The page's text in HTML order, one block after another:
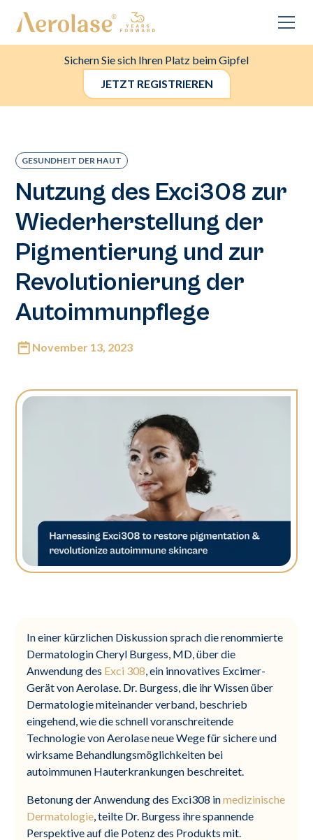
Sichern Sie sich Ihren Platz beim Gipfel
JETZT REGISTRIEREN
GESUNDHEIT DER HAUT
Nutzung des Exci308 zur
Wiederherstellung der
Pigmentierung und zur
Revolutionierung der
Autoimmunpflege
November 13, 2023
In einer kürzlichen Diskussion sprach die renommierte
Dermatologin Cheryl Burgess, MD, über die
Anwendung des Exci 308, ein innovatives Excimer-
Gerät von Aerolase. Dr. Burgess, die ihr Wissen über
Dermatologie miteinander verband, beschrieb
eingehend, wie die schnell voranschreitende
Technologie von Aerolase neue Wege für sichere und
wirksame Behandlungsmöglichkeiten bei
autoimmunen Hauterkrankungen beschreitet.
Betonung der Anwendung des Exci308 inmedizinische
Dermatologie, teilte Dr. Burgess ihre spannende
Perspektive auf die Potenz des Produkts mit.